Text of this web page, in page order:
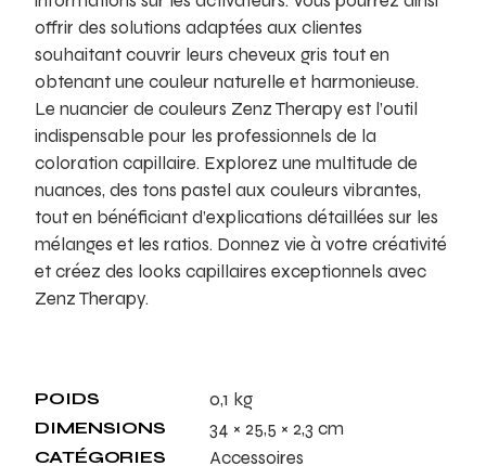
offrir des solutions adaptées aux clientes
souhaitant couvrir leurs cheveux gris tout en
obtenant une couleur naturelle et harmonieuse.
Le nuancier de couleurs Zenz Therapy est l’outil
indispensable pour les professionnels de la
coloration capillaire. Explorez une multitude de
nuances, des tons pastel aux couleurs vibrantes,
tout en bénéficiant d’explications détaillées sur les
mélanges et les ratios. Donnez vie à votre créativité
et créez des looks capillaires exceptionnels avec
Zenz Therapy.
POIDS 0,1 kg
DIMENSIONS 34 × 25,5 × 2,3 cm
CATÉGORIES Accessoires